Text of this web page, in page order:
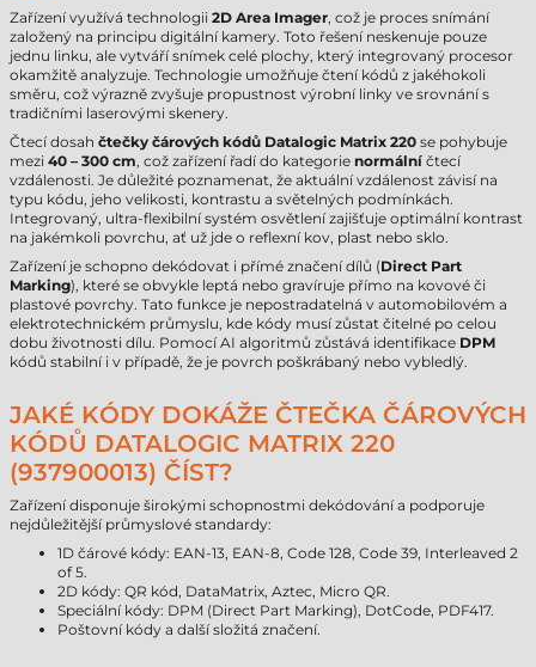
Zařízení využívá technologii 2D Area Imager, což je proces snímání
založený na principu digitální kamery. Toto řešení neskenuje pouze
jednu linku, ale vytváří snímek celé plochy, který integrovaný procesor
okamžitě analyzuje. Technologie umožňuje čtení kódů z jakéhokoli
směru, což výrazně zvyšuje propustnost výrobní linky ve srovnání s
tradičními laserovými skenery.
Čtecí dosah čtečky čárových kódů Datalogic Matrix 220 se pohybuje
mezi 40 – 300 cm, což zařízení řadí do kategorie normální čtecí
vzdálenosti. Je důležité poznamenat, že aktuální vzdálenost závisí na
typu kódu, jeho velikosti, kontrastu a světelných podmínkách.
Integrovaný, ultra-flexibilní systém osvětlení zajišťuje optimální kontrast
na jakémkoli povrchu, ať už jde o reflexní kov, plast nebo sklo.
Zařízení je schopno dekódovat i přímé značení dílů (Direct Part
Marking), které se obvykle leptá nebo gravíruje přímo na kovové či
plastové povrchy. Tato funkce je nepostradatelná v automobilovém a
elektrotechnickém průmyslu, kde kódy musí zůstat čitelné po celou
dobu životnosti dílu. Pomocí AI algoritmů zůstává identifikace DPM
kódů stabilní i v případě, že je povrch poškrábaný nebo vybledlý.
JAKÉ KÓDY DOKÁŽE ČTEČKA ČÁROVÝCH
KÓDŮ DATALOGIC MATRIX 220
(937900013) ČÍST?
Zařízení disponuje širokými schopnostmi dekódování a podporuje
nejdůležitější průmyslové standardy:
1D čárové kódy: EAN-13, EAN-8, Code 128, Code 39, Interleaved 2
of 5.
2D kódy: QR kód, DataMatrix, Aztec, Micro QR.
Speciální kódy: DPM (Direct Part Marking), DotCode, PDF417.
Poštovní kódy a další složitá značení.